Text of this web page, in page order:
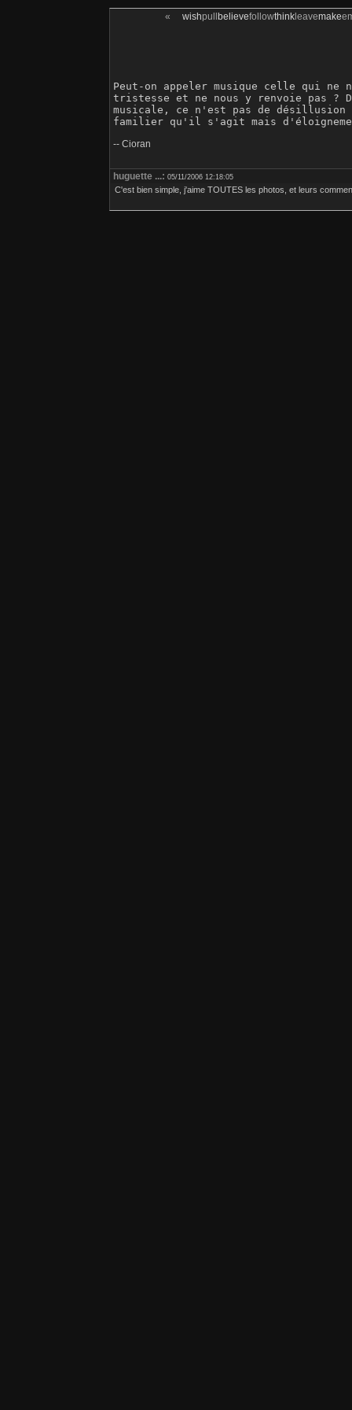
« wishpull believefollowthinkleavemake
Peut-on appeler musique celle qui
tristesse et ne nous y renvoie pas ?
musicale, ce n'est pas de désillusion
-- Cioran
huguette ...: 05/11/2006 12:18:05
C'est bien simple, j'aime TOUTES les photos, et leurs